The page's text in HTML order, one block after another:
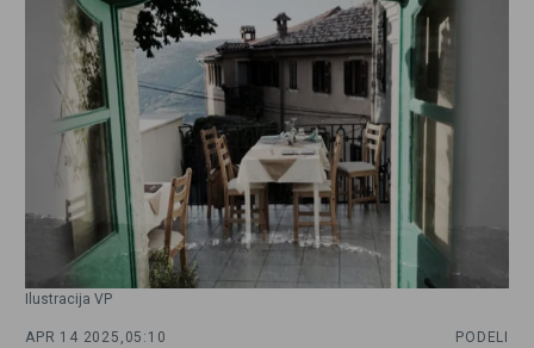
Ilustracija VP
APR 14 2025, 05:10 PODELI